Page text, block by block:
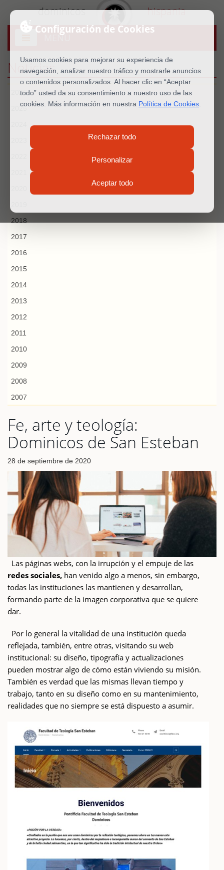
Configuración de Cookies
Usamos cookies para mejorar su experiencia de
navegación, analizar nuestro tráfico y mostrarle anuncios
o contenidos personalizados. Al hacer clic en “Aceptar
todo” usted da su consentimiento a nuestro uso de las
cookies. Más información en nuestra Política de Cookies
Rechazar todo
Personalizar
Aceptar todo
dominicos hispania
MENU
Noticias
2026
2025
2018
2017
2016
2015
2014
2013
2012
2011
2010
2009
2008
2007
Fe, arte y teología:
Dominicos de San Esteban
28 de septiembre de 2020
Las páginas webs, con la irrupción y el empuje de las
redes sociales, han venido algo a menos, sin embargo,
todas las instituciones las mantienen y desarrollan,
formando parte de la imagen corporativa que se quiere
dar.
Por lo general la vitalidad de una institución queda
reflejada, también, entre otras, visitando su web
institucional: su diseño, tipografía y actualizaciones
pueden mostrar algo de cómo están viviendo su misión.
También es verdad que las mismas llevan tiempo y
trabajo, tanto en su diseño como en su mantenimiento,
realidades que no siempre se está dispuesto a asumir.